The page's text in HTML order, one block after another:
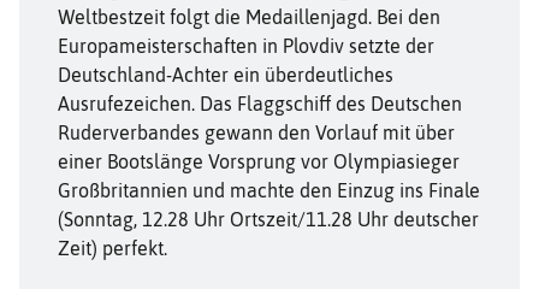
Weltbestzeit folgt die Medaillenjagd. Bei den
Europameisterschaften in Plovdiv setzte der
Deutschland-Achter ein überdeutliches
Ausrufezeichen. Das Flaggschiff des Deutschen
Ruderverbandes gewann den Vorlauf mit über
einer Bootslänge Vorsprung vor Olympiasieger
Großbritannien und machte den Einzug ins Finale
(Sonntag, 12.28 Uhr Ortszeit/11.28 Uhr deutscher
Zeit) perfekt.